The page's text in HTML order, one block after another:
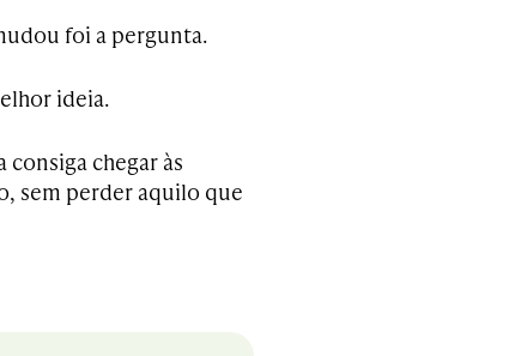
foi a pergunta.
ideia.
chegar às
sem perder aquilo que